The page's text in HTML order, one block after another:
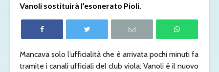
Vanoli sostituirà l’esonerato Pioli.
Mancava solo l’ufficialità che è arrivata pochi minuti fa
tramite i canali ufficiali del club viola: Vanoli è il nuovo